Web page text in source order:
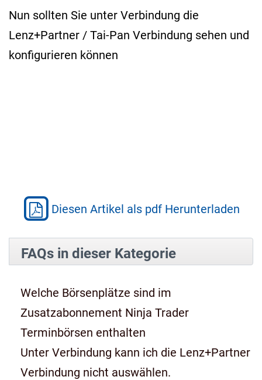
Nun sollten Sie unter Verbindung die
Lenz+Partner / Tai-Pan Verbindung sehen und
konfigurieren können
Diesen Artikel als pdf Herunterladen
FAQs in dieser Kategorie
Welche Börsenplätze sind im
Zusatzabonnement Ninja Trader
Terminbörsen enthalten
Unter Verbindung kann ich die Lenz+Partner
Verbindung nicht auswählen.